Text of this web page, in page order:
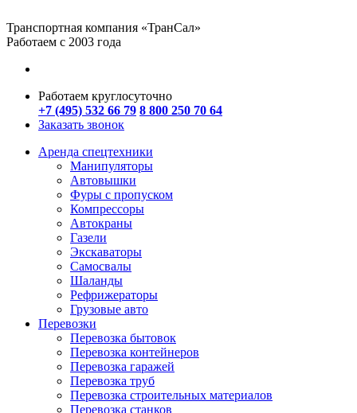
Транспортная компания «ТранСал»
Работаем с 2003 года
Работаем круглосуточно
+7 (495) 532 66 79 8 800 250 70 64
Заказать звонок
Аренда спецтехники
Манипуляторы
Автовышки
Фуры с пропуском
Компрессоры
Автокраны
Газели
Экскаваторы
Самосвалы
Шаланды
Рефрижераторы
Грузовые авто
Перевозки
Перевозка бытовок
Перевозка контейнеров
Перевозка гаражей
Перевозка труб
Перевозка строительных материалов
Перевозка станков